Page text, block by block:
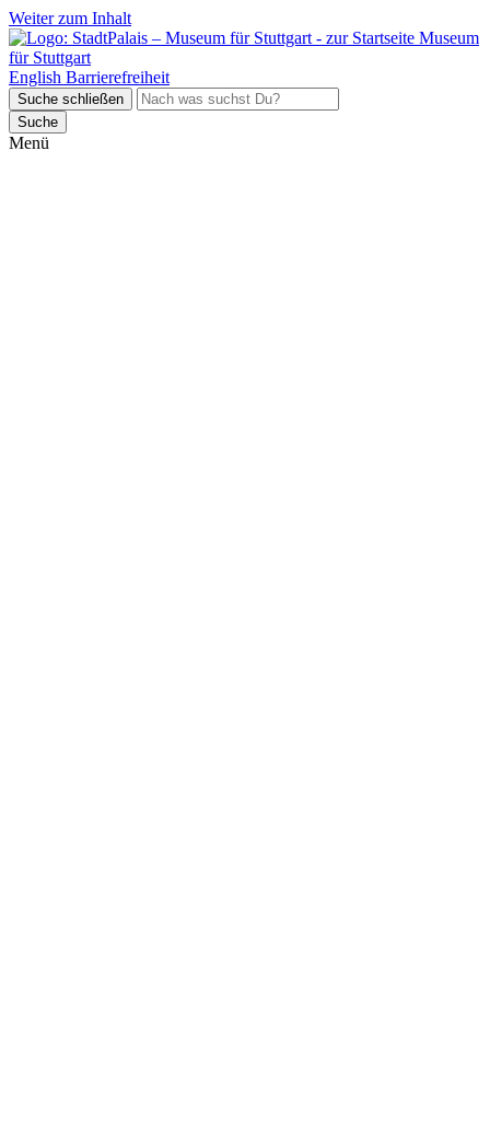
Weiter zum Inhalt
Museum
für Stuttgart
English Barrierefreiheit
Suche schließen
Suche
Menü